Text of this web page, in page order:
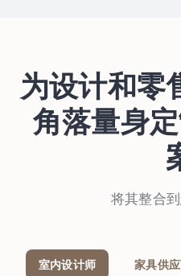
为设计和零
角落量身
将其整合
室内设计师 家具供